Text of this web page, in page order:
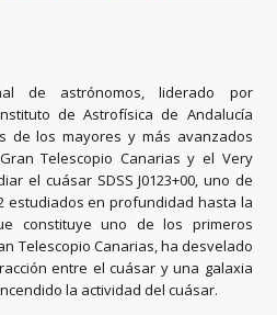
de astrónomos, liderado por
de Astrofísica de Andalucía
de los mayores y más avanzados
Telescopio Canarias y el Very
el cuásar SDSS J0123+00, uno de
estudiados en profundidad hasta la
constituye uno de los primeros
Telescopio Canarias, ha desvelado
entre el cuásar y una galaxia
la actividad del cuásar.